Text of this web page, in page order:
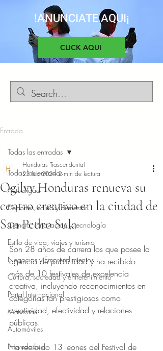
!ANUNCIATE AQUI¡
CLICK AQUI
Entrada
Todas las entradas
Actualidad
Deportes, salud y bienestar
Ciencia, Innovacion y tecnología
Estilo de vida, viajes y turismo
Negocios y Emprendimientos
Cultura, sociedad y entretenimiento
Portal Internacional
Mascotas
Automóviles
Novedades
Todas las entradas
Ogilvy Honduras renueva su
centro creativo en la ciudad de
San Pedro Sula
Honduras Trascendental
23 feb 2024 2 min de lectura
Obtuvo NaN de 5 estrellas.
Son 28 años de carrera los que posee la
agencia de publicidad y ha recibido
más de 10 festivales de excelencia
creativa, incluyendo reconocimientos en
categorías tan prestigiosas como
creatividad, efectividad y relaciones
públicas.
Ha recibido 13 leones del Festival de